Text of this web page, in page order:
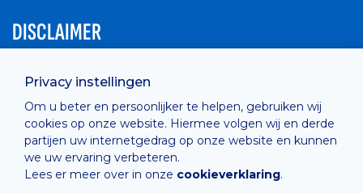
Privacy instellingen
Om u beter en persoonlijker te helpen, gebruiken wij
cookies op onze website. Hiermee volgen wij en derde
partijen uw internetgedrag op onze website en kunnen
we uw ervaring verbeteren.
Lees er meer over in onze cookieverklaring.
DISCLAIMER
Privacy Policy
Cashless
verkoopsvoorwaarden
Cookie Policy